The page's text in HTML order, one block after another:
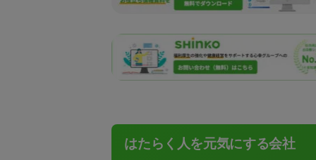
はたらく人を元気にする会社